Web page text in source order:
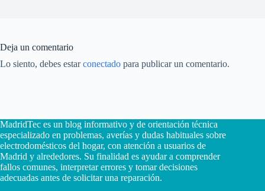
Deja un comentario
Lo siento, debes estarconectado para publicar un comentario.
MadridTec es un blog informativo y de orientación técnica
especializado en problemas, averías y dudas habituales sobre
electrodomésticos del hogar, con atención a usuarios de
Madrid y alrededores. Su finalidad es ayudar a comprender
fallos comunes, interpretar errores y tomar decisiones
adecuadas antes de solicitar una reparación.